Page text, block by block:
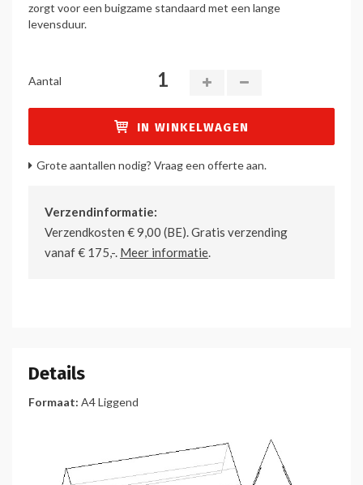
zorgt voor een buigzame standaard met een lange
levensduur.
Aantal
IN WINKELWAGEN
Grote aantallen nodig? Vraag een offerte aan.
Verzendinformatie:
Verzendkosten € 9,00 (BE). Gratis verzending
vanaf € 175,-. Meer informatie.
Details
Formaat: A4 Liggend